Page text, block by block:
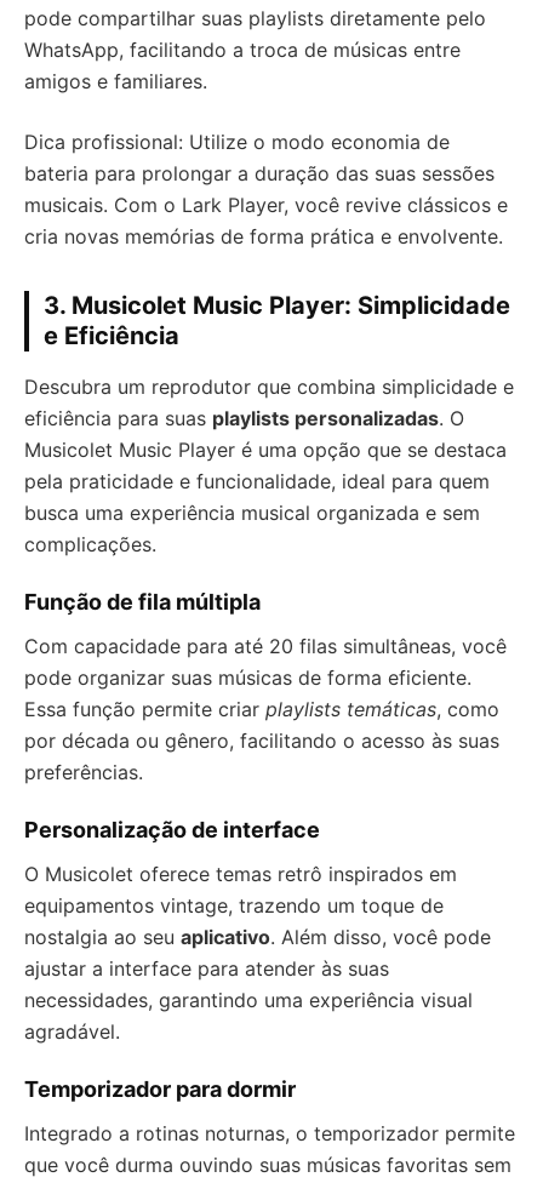
pode compartilhar suas playlists diretamente pelo
WhatsApp, facilitando a troca de músicas entre
amigos e familiares.
Dica profissional: Utilize o modo economia de
bateria para prolongar a duração das suas sessões
musicais. Com o Lark Player, você revive clássicos e
cria novas memórias de forma prática e envolvente.
3. Musicolet Music Player: Simplicidade
e Eficiência
Descubra um reprodutor que combina simplicidade e
eficiência para suas playlists personalizadas. O
Musicolet Music Player é uma opção que se destaca
pela praticidade e funcionalidade, ideal para quem
busca uma experiência musical organizada e sem
complicações.
Função de fila múltipla
Com capacidade para até 20 filas simultâneas, você
pode organizar suas músicas de forma eficiente.
Essa função permite criar playlists temáticas, como
por década ou gênero, facilitando o acesso às suas
preferências.
Personalização de interface
O Musicolet oferece temas retrô inspirados em
equipamentos vintage, trazendo um toque de
nostalgia ao seu aplicativo. Além disso, você pode
ajustar a interface para atender às suas
necessidades, garantindo uma experiência visual
agradável.
Temporizador para dormir
Integrado a rotinas noturnas, o temporizador permite
que você durma ouvindo suas músicas favoritas sem